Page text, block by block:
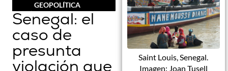
GEOPOLÍTICA
Senegal: el
caso de
presunta
violación que
Saint Louis, Senegal.
Imagen: Joan Tusell